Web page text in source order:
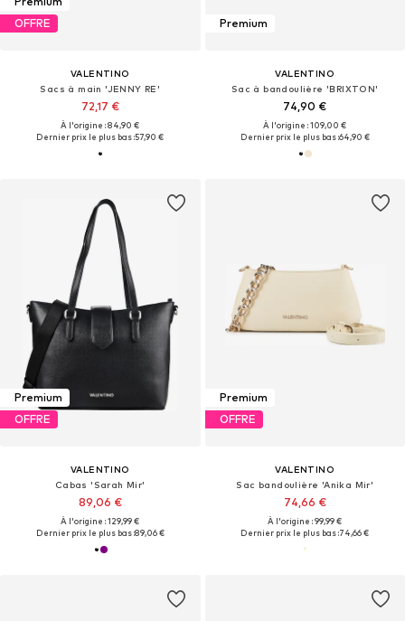
OFFRE
VALENTINO
Sacs à main 'JENNY RE'
72,17 €
À l'origine : 84,90 €
Dernier prix le plus bas :57,90 €
Premium
VALENTINO
Sac à bandoulière 'BRIXTON'
74,90 €
À l'origine : 109,00 €
Dernier prix le plus bas :64,90 €
Premium
OFFRE
VALENTINO
Cabas 'Sarah Mir'
89,06 €
À l'origine : 129,99 €
Dernier prix le plus bas :89,06 €
Premium
OFFRE
VALENTINO
Sac bandoulière 'Anika Mir'
74,66 €
À l'origine : 99,99 €
Dernier prix le plus bas :74,66 €